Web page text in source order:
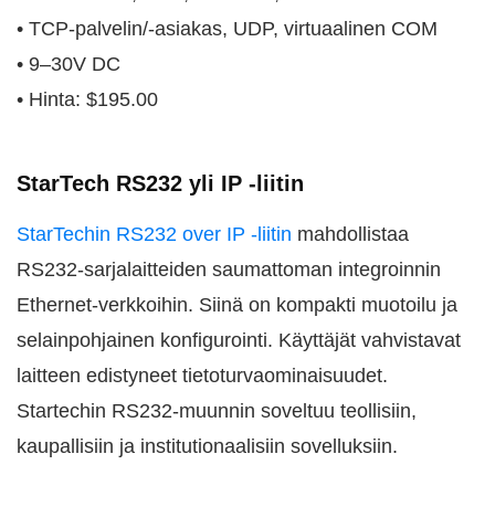
• TCP-palvelin/-asiakas, UDP, virtuaalinen COM
• 9–30V DC
• Hinta: $195.00
StarTech RS232 yli IP -liitin
StarTechin RS232 over IP -liitin mahdollistaa
RS232-sarjalaitteiden saumattoman integroinnin
Ethernet-verkkoihin. Siinä on kompakti muotoilu ja
selainpohjainen konfigurointi. Käyttäjät vahvistavat
laitteen edistyneet tietoturvaominaisuudet.
Startechin RS232-muunnin soveltuu teollisiin,
kaupallisiin ja institutionaalisiin sovelluksiin.